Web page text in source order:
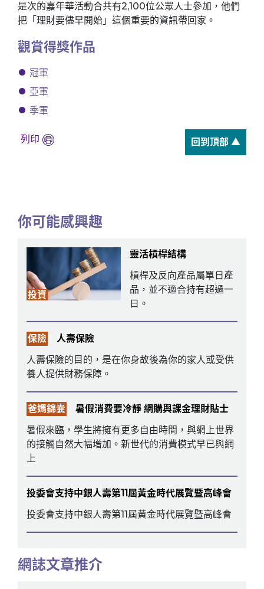
是次的嘉年華活動合共有2,100位公眾人士參加，他們
把「理財要儘早開始」這個重要的資訊帶回家。
觀賞得獎作品
冠軍
亞軍
季軍
列印 回到頂部 ▲
你可能感興趣
投資
靈活槓桿結構
槓桿及反向產品屬單日產
品，並不適合持有超過一
日。
保險
人壽保險
人壽保險的目的，是在你身故後為你的家人或受供
養人提供財務保障。
爸媽錦囊
暑假消費要冷靜 網購與課金理財貼士
暑假來臨，學生將擁有更多自由時間，與網上世界
的接觸自然大幅增加。新世代的消費模式早已與網
上
投委會支持中銀人壽第11屆黃金時代展覽暨高峰會
投委會支持中銀人壽第11屆黃金時代展覽暨高峰會
網誌文章推介